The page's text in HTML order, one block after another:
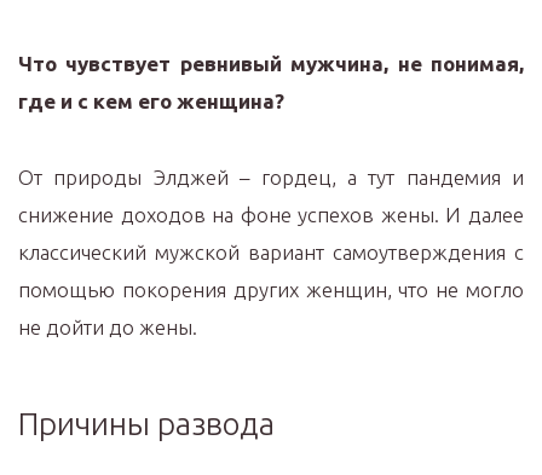
Что чувствует ревнивый мужчина, не понимая,
где и с кем его женщина?
От природы Элджей – гордец, а тут пандемия и
снижение доходов на фоне успехов жены. И далее
классический мужской вариант самоутверждения с
помощью покорения других женщин, что не могло
не дойти до жены.
Причины развода